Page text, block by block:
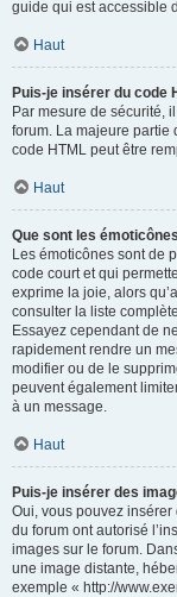
guide qui est accessible
Haut
Puis-je insérer du code
Par mesure de sécurité,
forum. La majeure partie
code HTML peut être
Haut
Que sont les
Les émoticônes sont de
code court et qui
exprime la joie, alors
consulter la liste
Essayez cependant de
rapidement rendre un
modifier ou de le
peuvent également
à un message.
Haut
Puis-je insérer des
Oui, vous pouvez
du forum ont autorisé
images sur le forum.
une image distante,
exemple « http://